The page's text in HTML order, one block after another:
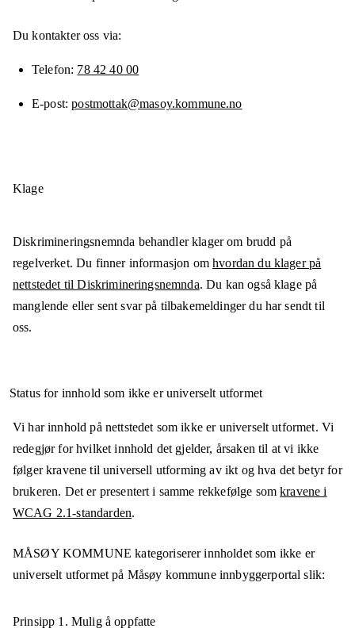
Du kontakter oss via:
Telefon 78 42 40 00
E-post postmottak@masoy.kommune.no
Klage
Diskrimineringsnemnda behandler klager om brudd på
regelverket. Du finner informasjon omhvordan du klager på
nettstedet til Diskrimineringsnemnda. Du kan også klage på
manglende eller sent svar på tilbakemeldinger du har sendt til
oss.
Status for innhold som ikke er universelt utformet
Vi har innhold på nettstedet som ikke er universelt utformet. Vi
redegjør for hvilket innhold det gjelder, årsaken til at vi ikke
følger kravene til universell utforming av ikt og hva det betyr for
brukeren. Det er presentert i samme rekkefølge somkravene i
WCAG 2.1-standarden.
MÅSØY KOMMUNE kategoriserer innholdet som ikke er
universelt utformet på Måsøy kommune innbyggerportal slik:
Prinsipp 1. Mulig å oppfatte